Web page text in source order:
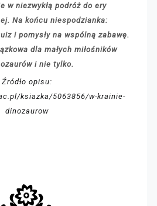
w niezwykłą podróż do ery
Na końcu niespodzianka:
i pomysły na wspólną zabawę.
dla małych miłośników
i nie tylko.
Źródło opisu:
ksiazka/5063856/w-krainie-
dinozaurow